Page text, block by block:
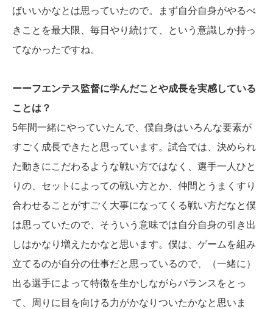
ばいいかなとは思っていたので。まず自分自身がやるべ
きことを最大限、毎日やり続けて、という意識しか持っ
てなかったですね。
ーーフエンテス監督に学んだことや成長を実感している
ことは？
5年間一緒にやっていたんで、僕自身はいろんな要素が
すごく成長できたと思っています。試合では、決められ
た動きにこだわるような戦い方ではなく、選手一人ひと
りの、セットによっての戦い方とか、仲間とうまくすり
合わせることがすごく大事になってくる戦い方だなと僕
は思っていたので、そういう意味では自分自身の引き出
しはかなり増えたかなと思います。僕は、ゲームを組み
立てるのが自分の仕事だと思っているので、（一緒に）
出る選手によって特徴を生かしながらバランスをとっ
て、周りに目を向ける力がかなりついたかなと思いま